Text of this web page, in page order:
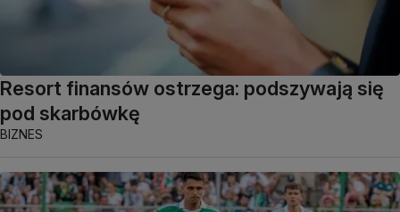
Resort finansów ostrzega: podszywają się
pod skarbówkę
BIZNES